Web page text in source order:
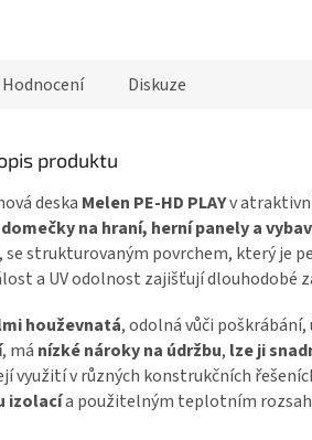
Hodnocení Diskuze
produktu
deska Melen PE-HD PLAYv
na hraní, herní panely a
, se strukturovaným povrchem, který je
a UV odolnost zajišťují dlouhodobé
houževnatá, odolná vůči
, má nízké nároky na údržbu, lze ji
využití v různých konstrukčních
izolacía použitelným teplotním